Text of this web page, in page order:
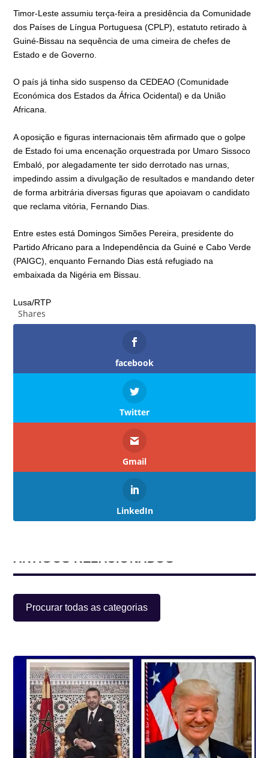
Timor-Leste assumiu terça-feira a presidência da Comunidade
dos Países de Língua Portuguesa (CPLP), estatuto retirado à
Guiné-Bissau na sequência de uma cimeira de chefes de
Estado e de Governo.
O país já tinha sido suspenso da CEDEAO (Comunidade
Económica dos Estados da África Ocidental) e da União
Africana.
A oposição e figuras internacionais têm afirmado que o golpe
de Estado foi uma encenação orquestrada por Umaro Sissoco
Embaló, por alegadamente ter sido derrotado nas urnas,
impedindo assim a divulgação de resultados e mandando deter
de forma arbitrária diversas figuras que apoiavam o candidato
que reclama vitória, Fernando Dias.
Entre estes está Domingos Simões Pereira, presidente do
Partido Africano para a Independência da Guiné e Cabo Verde
(PAIGC), enquanto Fernando Dias está refugiado na
embaixada da Nigéria em Bissau.
Lusa/RTP
Shares
facebook
Twitter
Gmail
LinkedIn
ARTIGOS RELACIONADOS
Procurar todas as categorias